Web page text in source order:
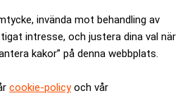
invända mot behandling av
intresse, och justera dina val när
kakor” på denna webbplats.
cookie-policyoch vår
likviditet.
intensiva veckor med en hel
detta tror jag inte att svenska